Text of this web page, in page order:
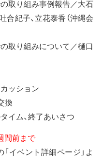
取り組み事例報告／大石
合紀子、立花泰香（沖縄会
取り組みについて／樋口
ッション
換
イム、終了あいさつ
間前まで
イベント詳細ページ」よ